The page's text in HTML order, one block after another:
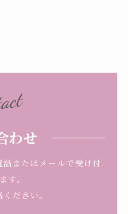
わせ
またはメールで受け付
す。
ださい。